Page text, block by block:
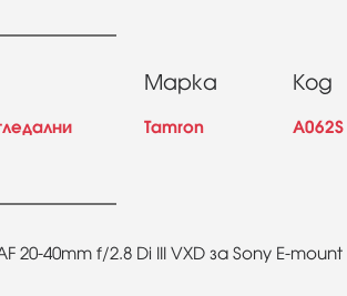
Марка
Tamron
Код
A062S
20-40mm f/2.8 Di III VXD за Sony E-mount